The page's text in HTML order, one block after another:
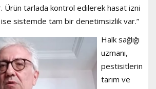
Ürün tarlada kontrol edilerek hasat izni
sistemde tam bir denetimsizlik var.”
Halk sağlığı
uzmanı,
pestisitlerin
tarım ve